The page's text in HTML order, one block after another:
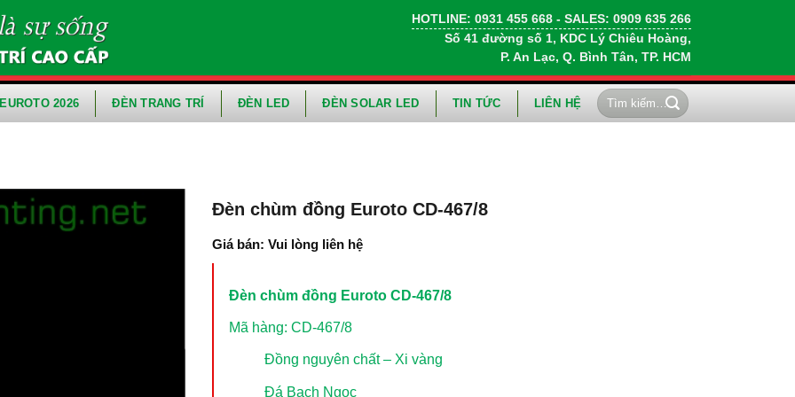
HOTLINE: 0931 455 668 - SALES: 0909 635 266
Số 41 đường số 1, KDC Lý Chiêu Hoàng,
P. An Lạc, Q. Bình Tân, TP. HCM
2026 ĐÈN TRANG TRÍ ĐÈN LED ĐÈN SOLAR LED TIN TỨC LIÊN HỆ
Tìm
kiếm:
Đèn chùm đồng Euroto CD-467/8
Giá bán: Vui lòng liên hệ
Đèn chùm đồng Euroto CD-467/8
Mã hàng: CD-467/8
Đồng nguyên chất – Xi vàng
Đá Bạch Ngọc